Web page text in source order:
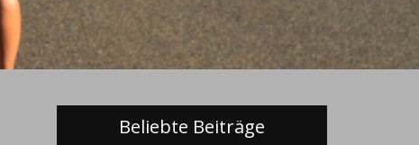
Beliebte Beiträge